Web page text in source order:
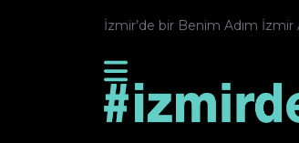
İzmir’de bir Benim Adım İzmir